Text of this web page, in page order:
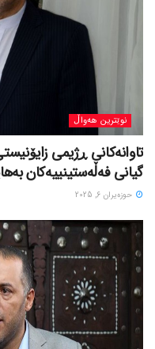
نوێترین هەواڵ
تاوانەکانی ڕژیمی
گیانی فەڵەستینییەکان
حوزه‌یران 6, 2025